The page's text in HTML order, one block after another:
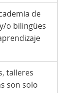
de
o bilingües
talleres
son solo